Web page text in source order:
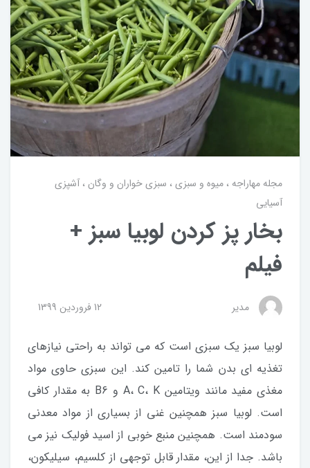
مجله مهاراجه میوه و سبزی سبزی خواران و وگان آشپزی
آسیایی
بخار پز کردن لوبیا سبز +
فیلم
مدیر 12 فروردین 1399
لوبیا سبز یک سبزی است که می تواند به راحتی نیازهای
تغذیه ای بدن شما را تامین کند. این سبزی حاوی مواد
مغذی مفید مانند ویتامین A، C، K و B6 به مقدار کافی
است. لوبیا سبز همچنین غنی از بسیاری از مواد معدنی
سودمند است. همچنین منبع خوبی از اسید فولیک نیز می
باشد. جدا از این، مقدار قابل توجهی از کلسیم، سیلیکون،